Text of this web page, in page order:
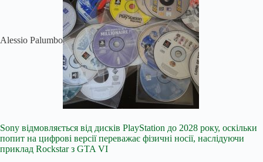
Alessio Palumbo
Sony відмовляється від дисків PlayStation до 2028 року, оскільки
попит на цифрові версії переважає фізичні носії, наслідуючи
приклад Rockstar з GTA VI